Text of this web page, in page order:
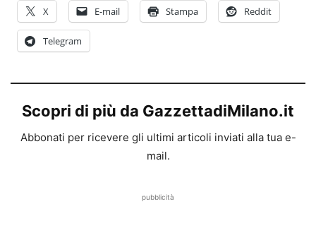
X E-mail Stampa Reddit
Telegram
Scopri di più da GazzettadiMilano.it
Abbonati per ricevere gli ultimi articoli inviati alla tua e-
mail.
pubblicità